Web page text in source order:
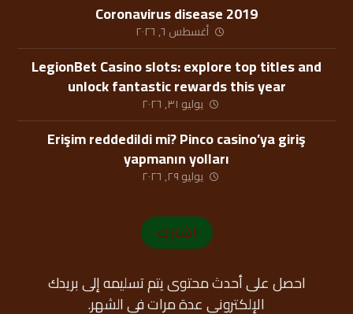
Coronavirus disease 2019
أغسطس ٦, ٢٠٢٦
LegionBet Casino slots: explore top titles and
unlock fantastic rewards this year
يوليو ٣١, ٢٠٢٦
Erişim reddedildi mi? Pinco casino’ya giriş
yapmanın yolları
يوليو ٢٩, ٢٠٢٦
اشترك
احصل على أحدث محتوى يتم تسليمه إلى بريدك
الإلكتروني عدة مرات في الشهر.